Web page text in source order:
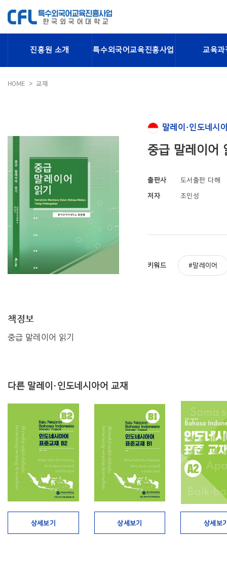
진흥원 소개 특수외국어교육진흥사업 교육과
HOME 교재
말레이·인도네시
중급 말레이어
출판사 도서출판 다해
저자 조민성
키워드 말레이어
책정보
중급 말레이어 읽기
다른 말레이·인도네시아어 교재
상세보기 상세보기 상세보